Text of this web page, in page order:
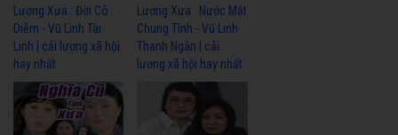
Lương Xưa : Đời Cô
Diễm - Vũ Linh Tài
Linh | cải lương xã hội
hay nhất
Lương Xưa : Nước Mắt
Chung Tình - Vũ Linh
Thanh Ngân | cải
lương xã hội hay nhất